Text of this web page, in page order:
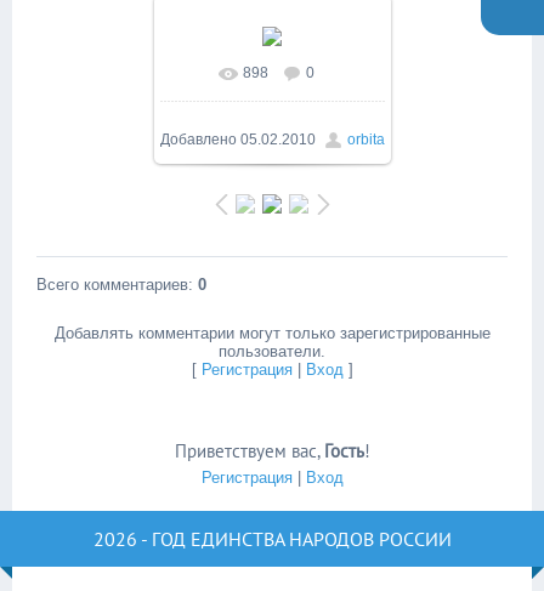
898 0
Добавлено 05.02.2010 orbita
Всего комментариев: 0
Добавлять комментарии могут только зарегистрированные
пользователи.
[ Регистрация| Вход ]
Приветствуем вас, Гость!
Регистрация| Вход
2026 - ГОД ЕДИНСТВА НАРОДОВ РОССИИ